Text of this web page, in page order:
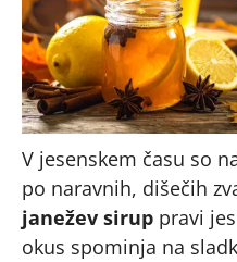
V jesenskem času so
po naravnih, dišečih
janežev sirup pravi
okus spominja na